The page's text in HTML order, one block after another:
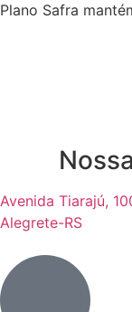
Plano Safra
Avenida Tiarajú,
Alegrete-RS